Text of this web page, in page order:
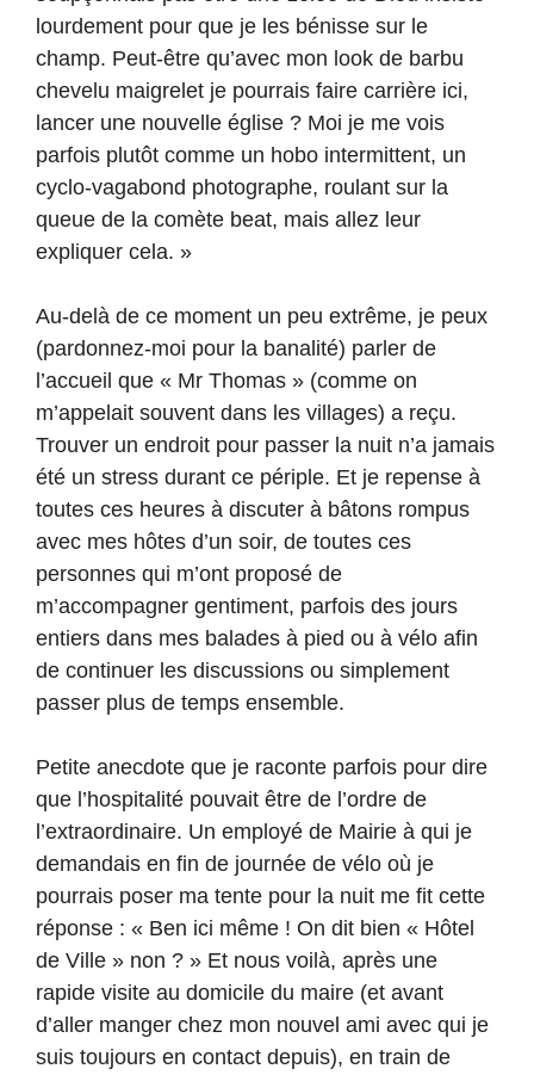
lourdement pour que je les bénisse sur le
champ. Peut-être qu’avec mon look de barbu
chevelu maigrelet je pourrais faire carrière ici,
lancer une nouvelle église ? Moi je me vois
parfois plutôt comme un hobo intermittent, un
cyclo-vagabond photographe, roulant sur la
queue de la comète beat, mais allez leur
expliquer cela. »
Au-delà de ce moment un peu extrême, je peux
(pardonnez-moi pour la banalité) parler de
l’accueil que « Mr Thomas » (comme on
m’appelait souvent dans les villages) a reçu.
Trouver un endroit pour passer la nuit n’a jamais
été un stress durant ce périple. Et je repense à
toutes ces heures à discuter à bâtons rompus
avec mes hôtes d’un soir, de toutes ces
personnes qui m’ont proposé de
m’accompagner gentiment, parfois des jours
entiers dans mes balades à pied ou à vélo afin
de continuer les discussions ou simplement
passer plus de temps ensemble.
Petite anecdote que je raconte parfois pour dire
que l’hospitalité pouvait être de l’ordre de
l’extraordinaire. Un employé de Mairie à qui je
demandais en fin de journée de vélo où je
pourrais poser ma tente pour la nuit me fit cette
réponse : « Ben ici même ! On dit bien « Hôtel
de Ville » non ? » Et nous voilà, après une
rapide visite au domicile du maire (et avant
d’aller manger chez mon nouvel ami avec qui je
suis toujours en contact depuis), en train de